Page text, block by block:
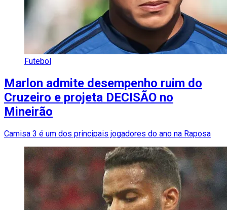
Futebol
Marlon admite desempenho ruim do
Cruzeiro e projeta DECISÃO no
Mineirão
Camisa 3 é um dos principais jogadores do ano na Raposa